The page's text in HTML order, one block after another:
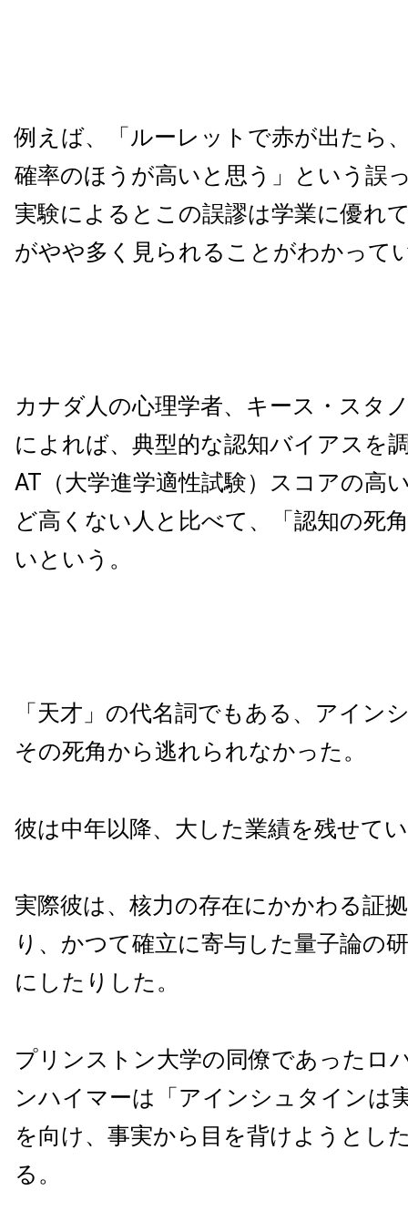
例えば、「ルーレットで赤が出たら
確率のほうが高いと思う」という誤
実験によるとこの誤謬は学業に優れ
がやや多く見られることがわかって
カナダ人の心理学者、キース・スタ
によれば、典型的な認知バイアスを
AT（大学進学適性試験）スコアの高
ど高くない人と比べて、「認知の死
いという。
「天才」の代名詞でもある、アイン
その死角から逃れられなかった。
彼は中年以降、大した業績を残せて
実際彼は、核力の存在にかかわる証
り、かつて確立に寄与した量子論の
にしたりした。
プリンストン大学の同僚であったロ
ンハイマーは「アインシュタインは
を向け、事実から目を背けようとし
る。